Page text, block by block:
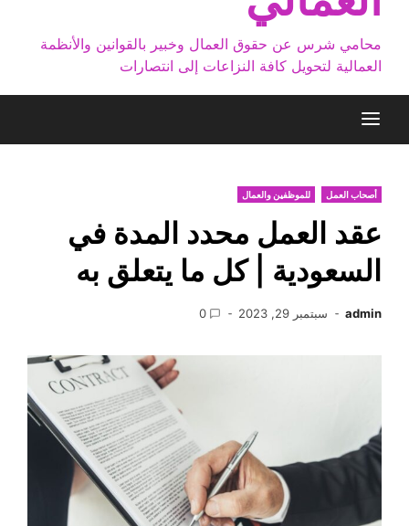
محامي شرس عن حقوق العمال وخبير بالقوانين والأنظمة
العمالية لتحويل كافة النزاعات إلى انتصارات
أصحاب العمل للموظفين والعمال
عقد العمل محدد المدة في
السعودية | كل ما يتعلق به
admin سبتمبر 29, 2023 0